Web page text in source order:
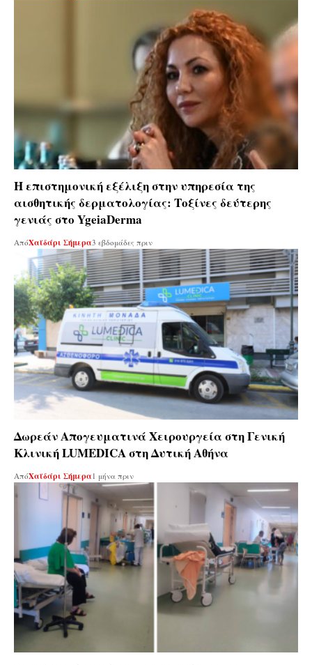
Η επιστημονική εξέλιξη στην υπηρεσία της
αισθητικής δερματολογίας: Tοξίνες δεύτερης
γενιάς στο YgeiaDerma
ΑπόΧαϊδάρι Σήμερα3 εβδομάδες πριν
Δωρεάν Απογευματινά Χειρουργεία στη Γενική
Κλινική LUMEDICA στη Δυτική Αθήνα
ΑπόΧαϊδάρι Σήμερα 1 μήνα πριν